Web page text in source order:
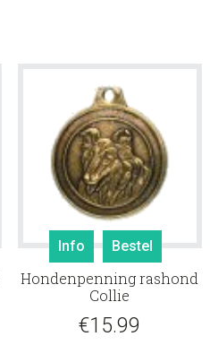
Info Bestel
Hondenpenning rashond
Collie
€15.99